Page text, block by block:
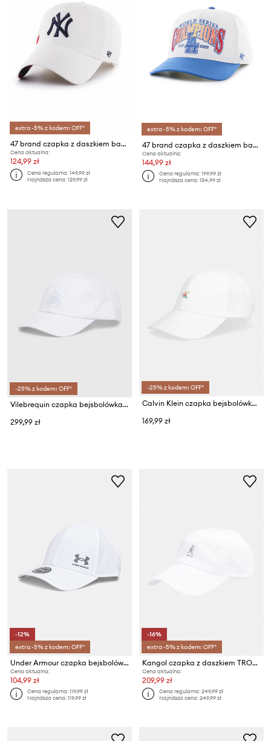
extra -5% z kodem: OFF*
47 brand czapka z daszkiem bawełniana MLB New York Yankees
Cena aktualna:
124,99 zł
Cena regularna:149,99 zł
Najniższa cena:129,99 zł
extra -5% z kodem: OFF*
47 brand czapka z daszkiem bawełniana MLB Los Angeles Dodgers
Cena aktualna:
144,99 zł
Cena regularna:199,99 zł
Najniższa cena:154,99 zł
-25% z kodem: OFF*
Vilebrequin czapka bejsbolówka bawełniana CAPSUN
299,99 zł
-25% z kodem: OFF*
Calvin Klein czapka bejsbolówka męska bawełniana
169,99 zł
-12%
extra -5% z kodem: OFF*
Under Armour czapka bejsbolówka męska
Cena aktualna:
104,99 zł
Cena regularna:119,99 zł
Najniższa cena:119,99 zł
-16%
extra -5% z kodem: OFF*
Kangol czapka z daszkiem TROPIC VENTAIR SPACECAP
Cena aktualna:
209,99 zł
Cena regularna:249,99 zł
Najniższa cena:249,99 zł